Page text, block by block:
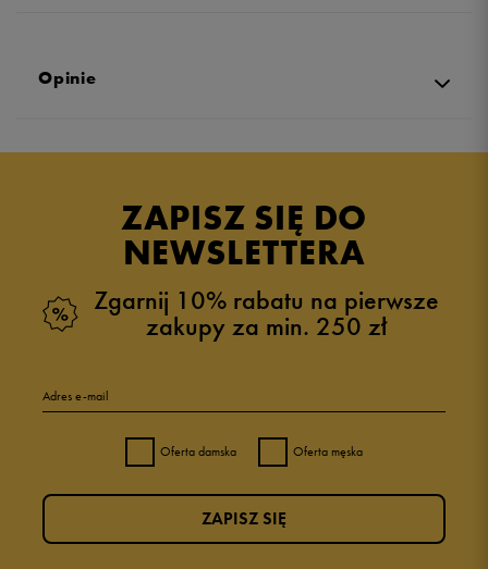
Opinie
ZAPISZ SIĘ DO
NEWSLETTERA
Zgarnij 10% rabatu na pierwsze
zakupy za min. 250 zł
Adres e-mail
Oferta damska Oferta męska
ZAPISZ SIĘ